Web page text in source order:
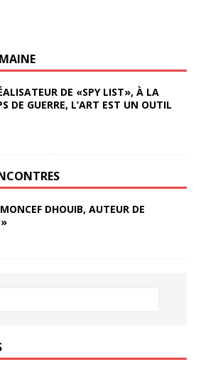
DE «SPY LIST», À LA
DE GUERRE, L’ART EST UN OUTIL
DHOUIB, AUTEUR DE